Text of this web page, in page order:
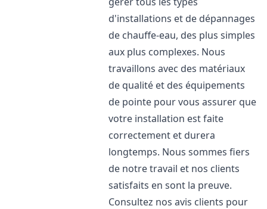
d'installations et de dépannages
de chauffe-eau, des plus simples
aux plus complexes. Nous
travaillons avec des matériaux
de qualité et des équipements
de pointe pour vous assurer que
votre installation est faite
correctement et durera
longtemps. Nous sommes fiers
de notre travail et nos clients
satisfaits en sont la preuve.
Consultez nos avis clients pour